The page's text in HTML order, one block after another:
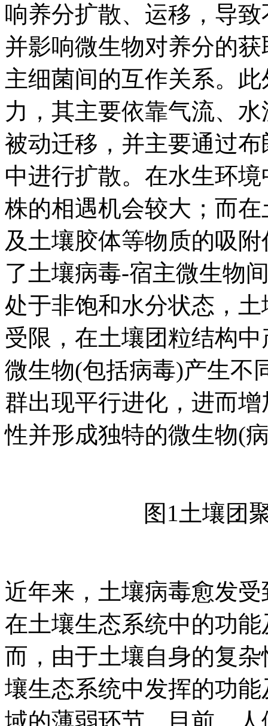
响养分扩散、运移，导
并影响微生物对养分的
主细菌间的互作关系。
力，其主要依靠气流、
被动迁移，并主要通过
中进行扩散。在水生环
株的相遇机会较大；而
及土壤胶体等物质的吸
了土壤病毒-宿主微生物
处于非饱和水分状态，
受限，在土壤团粒结构
微生物(包括病毒)产生不
群出现平行进化，进而
性并形成独特的微生物(
图1土壤团
近年来，土壤病毒愈发
在土壤生态系统中的功
而，由于土壤自身的复
壤生态系统中发挥的功
域的薄弱环节。目前，